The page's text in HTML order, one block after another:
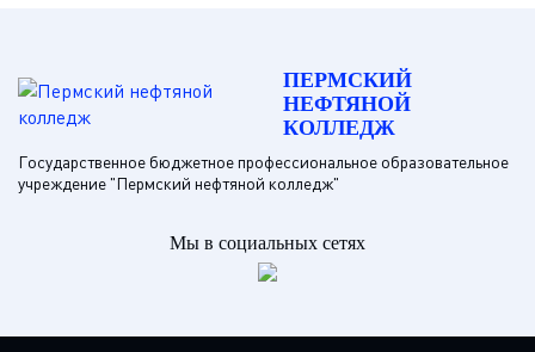
ПЕРМСКИЙ
НЕФТЯНОЙ
КОЛЛЕДЖ
Государственное бюджетное профессиональное образовательное
учреждение "Пермский нефтяной колледж"
Мы в социальных сетях